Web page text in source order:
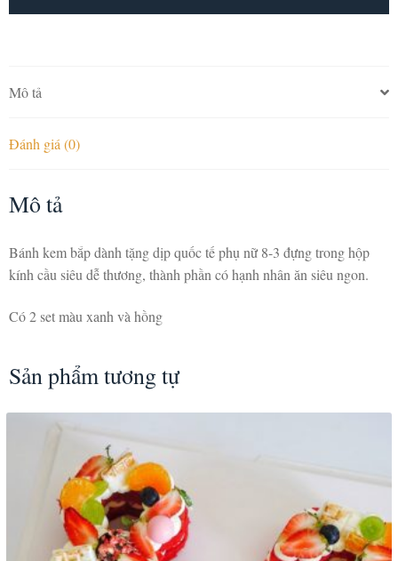
Mô tả
Đánh giá (0)
Mô tả
Bánh kem bắp dành tặng dịp quốc tế phụ nữ 8-3 đựng trong hộp
kính cầu siêu dễ thương, thành phần có hạnh nhân ăn siêu ngon.
Có 2 set màu xanh và hồng
Sản phẩm tương tự